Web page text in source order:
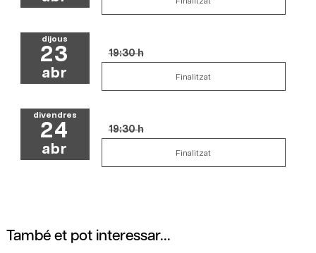
dijous
23
abr
19:30 h
Finalitzat
divendres
24
abr
19:30 h
Finalitzat
També et pot interessar...